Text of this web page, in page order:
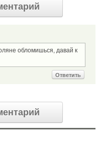
обломишься, давай к
Ответить